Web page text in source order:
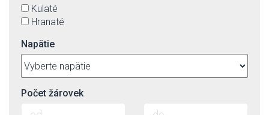
Kulaté
Hranaté
Napätie
Počet žárovek